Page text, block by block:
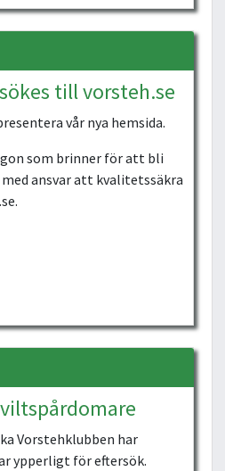
till vorsteh.se
vår nya hemsida.
som brinner för att bli
ansvar att kvalitetssäkra
Vorstehklubben har
ypperligt för eftersök.